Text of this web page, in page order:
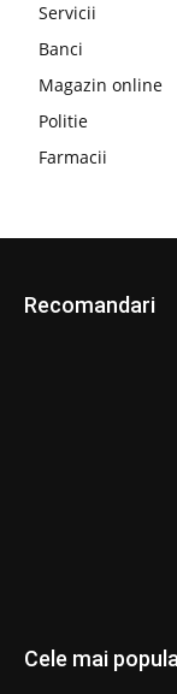
Servicii
Banci
Magazin online
Politie
Farmacii
Recomandari
Cele mai